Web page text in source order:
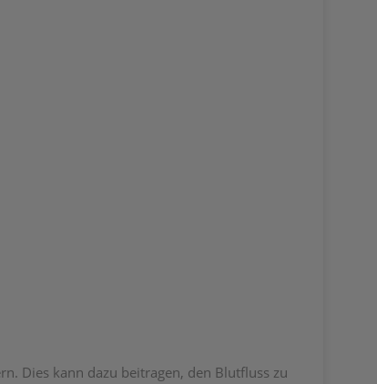
Dies kann dazu beitragen, den Blutfluss zu